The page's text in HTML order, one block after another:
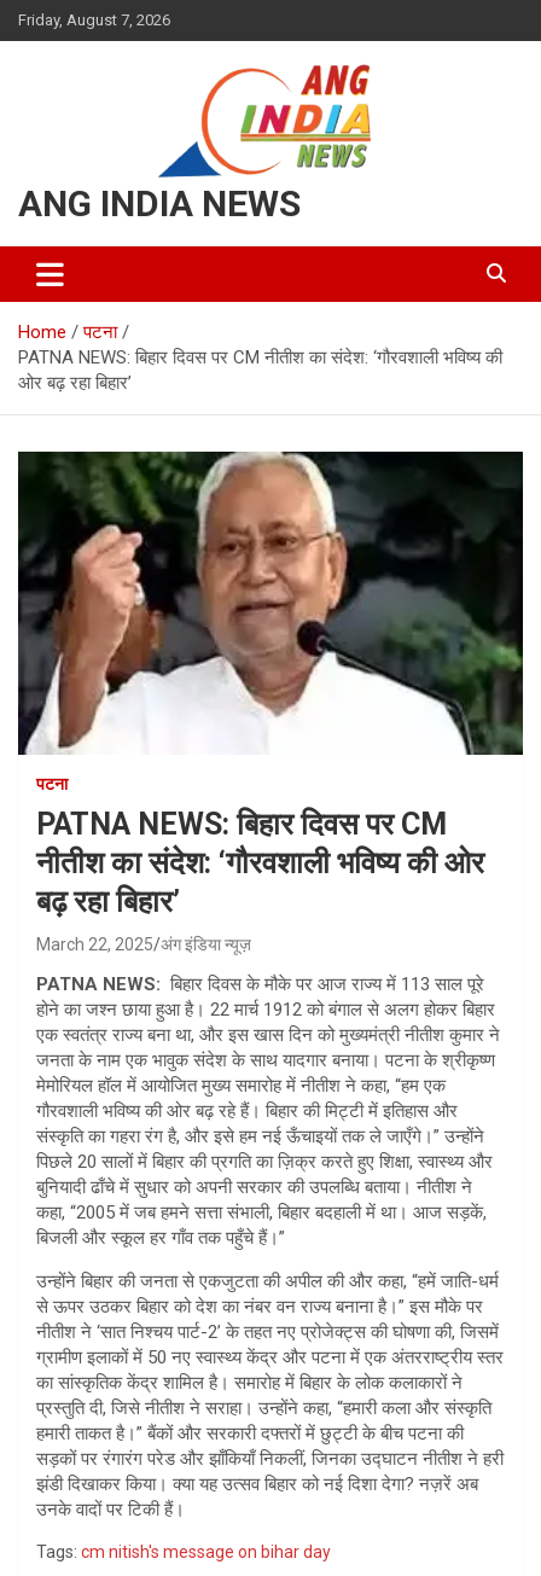
Skip
to
Friday, August 7, 2026
ANG INDIA NEWS
Home
पटना
PATNA NEWS: बिहार दिवस पर CM नीतीश का संदेश: ‘गौरवशाली भविष्य की
ओर बढ़ रहा बिहार’
पटना
PATNA NEWS: बिहार दिवस पर CM
नीतीश का संदेश: ‘गौरवशाली भविष्य की ओर
बढ़ रहा बिहार’
March 22, 2025 अंग इंडिया न्यूज़
PATNA NEWS: बिहार दिवस के मौके पर आज राज्य में 113 साल पूरे
होने का जश्न छाया हुआ है। 22 मार्च 1912 को बंगाल से अलग होकर बिहार
एक स्वतंत्र राज्य बना था, और इस खास दिन को मुख्यमंत्री नीतीश कुमार ने
जनता के नाम एक भावुक संदेश के साथ यादगार बनाया। पटना के श्रीकृष्ण
मेमोरियल हॉल में आयोजित मुख्य समारोह में नीतीश ने कहा, “हम एक
गौरवशाली भविष्य की ओर बढ़ रहे हैं। बिहार की मिट्टी में इतिहास और
संस्कृति का गहरा रंग है, और इसे हम नई ऊँचाइयों तक ले जाएँगे।” उन्होंने
पिछले 20 सालों में बिहार की प्रगति का ज़िक्र करते हुए शिक्षा, स्वास्थ्य और
बुनियादी ढाँचे में सुधार को अपनी सरकार की उपलब्धि बताया। नीतीश ने
कहा, “2005 में जब हमने सत्ता संभाली, बिहार बदहाली में था। आज सड़कें,
बिजली और स्कूल हर गाँव तक पहुँचे हैं।”
उन्होंने बिहार की जनता से एकजुटता की अपील की और कहा, “हमें जाति-धर्म
से ऊपर उठकर बिहार को देश का नंबर वन राज्य बनाना है।” इस मौके पर
नीतीश ने ‘सात निश्चय पार्ट-2’ के तहत नए प्रोजेक्ट्स की घोषणा की, जिसमें
ग्रामीण इलाकों में 50 नए स्वास्थ्य केंद्र और पटना में एक अंतरराष्ट्रीय स्तर
का सांस्कृतिक केंद्र शामिल है। समारोह में बिहार के लोक कलाकारों ने
प्रस्तुति दी, जिसे नीतीश ने सराहा। उन्होंने कहा, “हमारी कला और संस्कृति
हमारी ताकत है।” बैंकों और सरकारी दफ्तरों में छुट्टी के बीच पटना की
सड़कों पर रंगारंग परेड और झाँकियाँ निकलीं, जिनका उद्घाटन नीतीश ने हरी
झंडी दिखाकर किया। क्या यह उत्सव बिहार को नई दिशा देगा? नज़रें अब
उनके वादों पर टिकी हैं।
Tags: cm nitish's message on bihar day